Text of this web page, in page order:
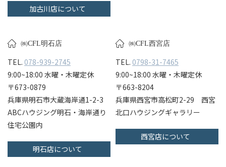
加古川店について
㈱CFL明石店
TEL. 078-939-2745
9:00~18:00 水曜・木曜定休
〒673-0879
兵庫県明石市大蔵海岸通1-2-3
ABCハウジング明石・海岸通り
住宅公園内
明石店について
㈱CFL西宮店
TEL. 0798-31-7465
9:00~18:00 水曜・木曜定休
〒663-8204
兵庫県西宮市高松町2-29 西宮
北口ハウジングギャラリー
西宮店について